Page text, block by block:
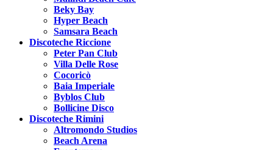
Beky Bay
Hyper Beach
Samsara Beach
Discoteche Riccione
Peter Pan Club
Villa Delle Rose
Cocoricò
Baia Imperiale
Byblos Club
Bollicine Disco
Discoteche Rimini
Altromondo Studios
Beach Arena